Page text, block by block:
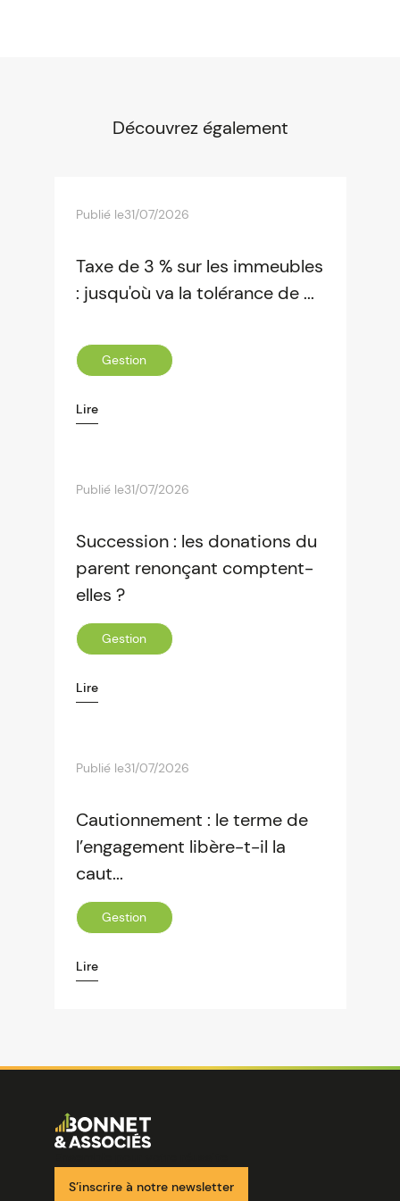
Découvrez également
Publié le31/07/2026
Taxe de 3 % sur les immeubles
: jusqu'où va la tolérance de ...
Gestion
Lire
Publié le31/07/2026
Succession : les donations du
parent renonçant comptent-
elles ?
Gestion
Lire
Publié le31/07/2026
Cautionnement : le terme de
l’engagement libère-t-il la
caut...
Gestion
Lire
Image
S’inscrire à notre newsletter